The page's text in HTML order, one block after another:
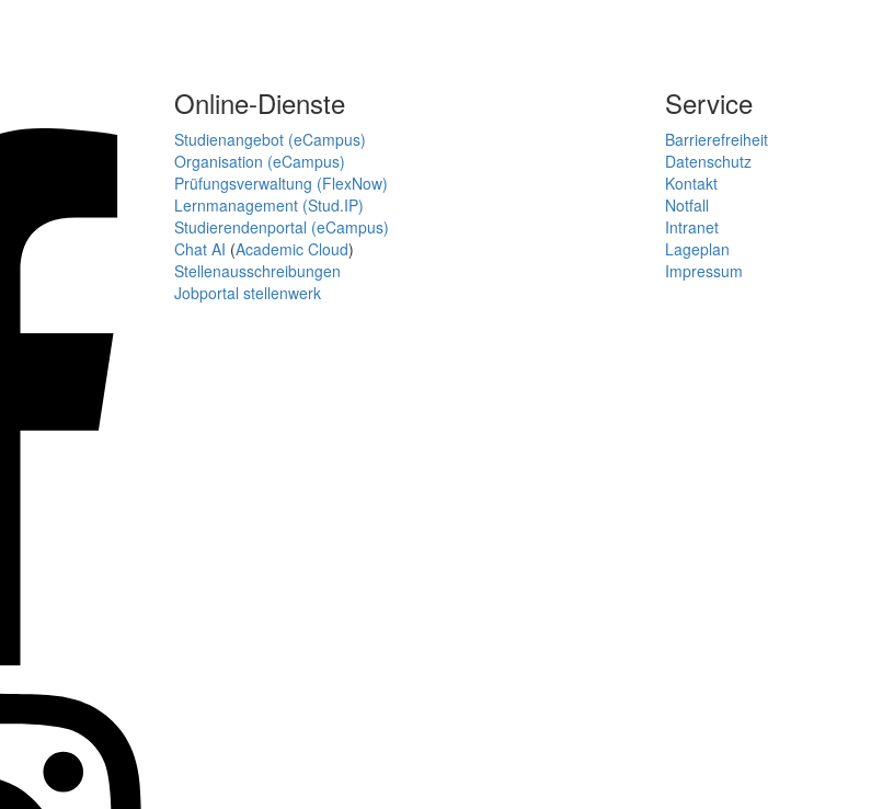
Online-Dienste
Studienangebot (eCampus)
Organisation (eCampus)
Prüfungsverwaltung (FlexNow)
Lernmanagement (Stud.IP)
Studierendenportal (eCampus)
Chat AI (Academic Cloud)
Stellenausschreibungen
Jobportal stellenwerk
Service
Barrierefreiheit
Datenschutz
Kontakt
Notfall
Intranet
Lageplan
Impressum